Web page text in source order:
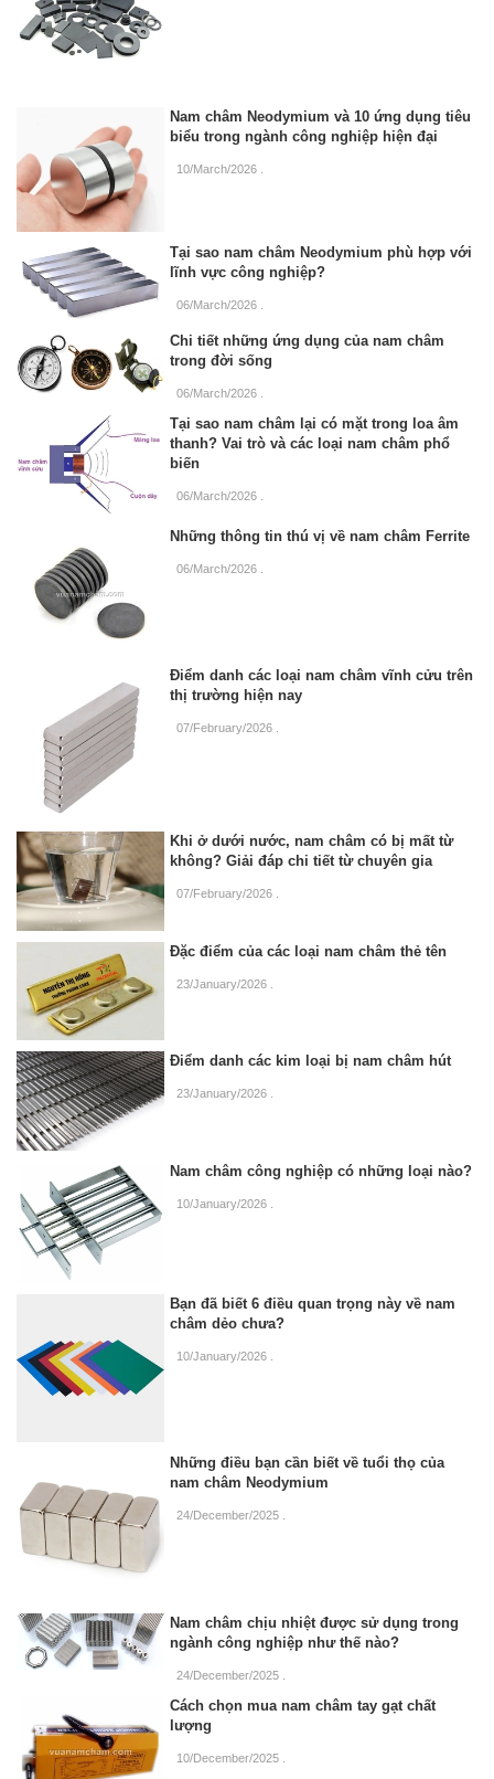
Nam châm Neodymium và 10 ứng dụng tiêu
biểu trong ngành công nghiệp hiện đại
10/March/2026
Tại sao nam châm Neodymium phù hợp với
lĩnh vực công nghiệp?
06/March/2026
Chi tiết những ứng dụng của nam châm
trong đời sống
06/March/2026
Tại sao nam châm lại có mặt trong loa âm
thanh? Vai trò và các loại nam châm phổ
biến
06/March/2026
Những thông tin thú vị về nam châm Ferrite
06/March/2026
Điểm danh các loại nam châm vĩnh cửu trên
thị trường hiện nay
07/February/2026
Khi ở dưới nước, nam châm có bị mất từ
không? Giải đáp chi tiết từ chuyên gia
07/February/2026
Đặc điểm của các loại nam châm thẻ tên
23/January/2026
Điểm danh các kim loại bị nam châm hút
23/January/2026
Nam châm công nghiệp có những loại nào?
10/January/2026
Bạn đã biết 6 điều quan trọng này về nam
châm dẻo chưa?
10/January/2026
Những điều bạn cần biết về tuổi thọ của
nam châm Neodymium
24/December/2025
Nam châm chịu nhiệt được sử dụng trong
ngành công nghiệp như thế nào?
24/December/2025
Cách chọn mua nam châm tay gạt chất
lượng
10/December/2025